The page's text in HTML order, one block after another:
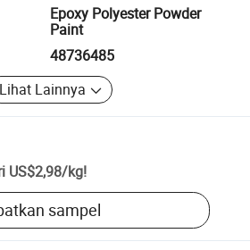
Epoxy Polyester Powder
Paint
48736485
Lihat Lainnya
US$2,98/kg!
sampel